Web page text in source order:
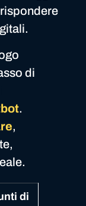
di
.
,
di